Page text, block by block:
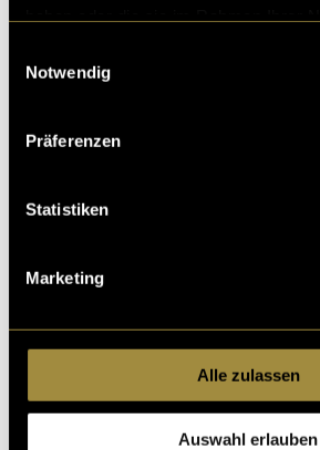
Notwendig
Präferenzen
Statistiken
Marketing
Alle zulassen
Auswahl erlauben